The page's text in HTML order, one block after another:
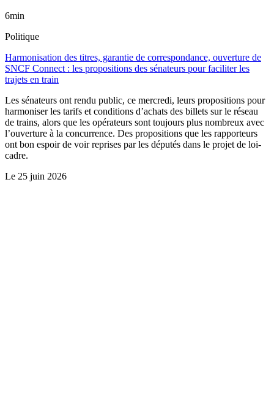
6min
Politique
Harmonisation des titres, garantie de correspondance, ouverture de
SNCF Connect : les propositions des sénateurs pour faciliter les
trajets en train
Les sénateurs ont rendu public, ce mercredi, leurs propositions pour
harmoniser les tarifs et conditions d’achats des billets sur le réseau
de trains, alors que les opérateurs sont toujours plus nombreux avec
l’ouverture à la concurrence. Des propositions que les rapporteurs
ont bon espoir de voir reprises par les députés dans le projet de loi-
cadre.
Le 25 juin 2026